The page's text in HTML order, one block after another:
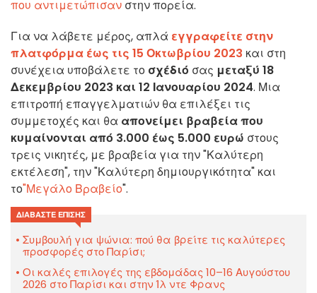
που αντιμετώπισαν στην πορεία.
Για να λάβετε μέρος, απλά εγγραφείτε στην
πλατφόρμα έως τις 15 Οκτωβρίου 2023 και στη
συνέχεια υποβάλετε το σχέδιό σας μεταξύ 18
Δεκεμβρίου 2023 και 12 Ιανουαρίου 2024. Μια
επιτροπή επαγγελματιών θα επιλέξει τις
συμμετοχές και θα απονείμει βραβεία που
κυμαίνονται από 3.000 έως 5.000 ευρώ στους
τρεις νικητές, με βραβεία για την "Καλύτερη
εκτέλεση", την "Καλύτερη δημιουργικότητα" και
το"Μεγάλο Βραβείο".
ΔΙΑΒΆΣΤΕ ΕΠΊΣΗΣ
Συμβουλή για ψώνια: πού θα βρείτε τις καλύτερες
προσφορές στο Παρίσι;
Οι καλές επιλογές της εβδομάδας 10–16 Αυγούστου
2026 στο Παρίσι και στην Ίλ ντε Φρανς